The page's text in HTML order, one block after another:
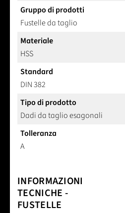
Gruppo di prodotti
Fustelle da taglio
Materiale
HSS
Standard
DIN 382
Tipo di prodotto
Dadi da taglio esagonali
Tolleranza
A
INFORMAZIONI
TECNICHE -
FUSTELLE